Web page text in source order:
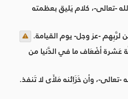
-تعالى-، كلام يَليق بعظمته
لرَّبِهم -عز وجل- يوم القيامة.
عَشرة أضْعَاف ما في الدَّنيا من
-تعالى-، وأن خَزَاِئنه مَلأَى لا تَنفذ.